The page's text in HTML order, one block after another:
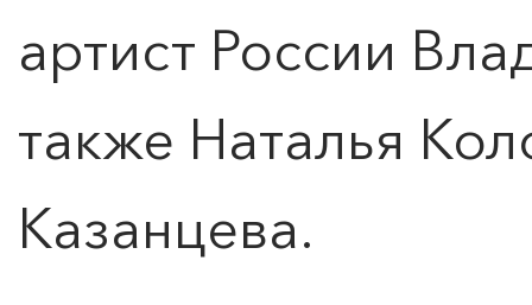
артист России
также Наталья
Казанцева.